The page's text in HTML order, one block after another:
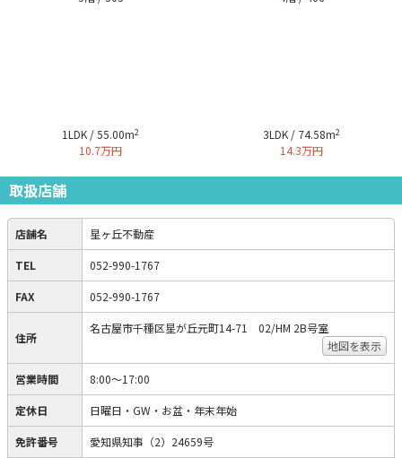
1LDK / 55.00m2
10.7万円
3LDK / 74.58m2
14.3万円
取扱店舗
店舗名 星ヶ丘不動産
TEL 052-990-1767
FAX 052-990-1767
住所
名古屋市千種区星が丘元町14-71 02/HM 2B号室
地図を表示
営業時間 8:00～17:00
定休日 日曜日・GW・お盆・年末年始
免許番号 愛知県知事（2）24659号